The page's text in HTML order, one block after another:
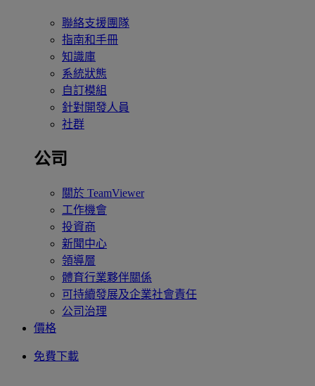
聯絡支援團隊
指南和手冊
知識庫
系統狀態
自訂模組
針對開發人員
社群
公司
關於 TeamViewer
工作機會
投資商
新聞中心
領導層
體育行業夥伴關係
可持續發展及企業社會責任
公司治理
價格
免費下載